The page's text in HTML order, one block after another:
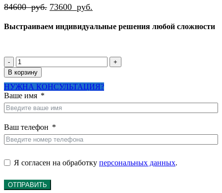
84600руб. Первоначальная
составляла
73600 руб.
73600
Выстраиваем индивидуальные решения любой сложности
Количество
товара
Система
осветления
и
комбинированной
очистки
Эконом-4
до
м3/
час
В корзину
НУЖНА КОНСУЛЬТАЦИЯ?
Ваше имя
Ваш телефон
Я согласен на обработку персональных данных.
ОТПРАВИТЬ